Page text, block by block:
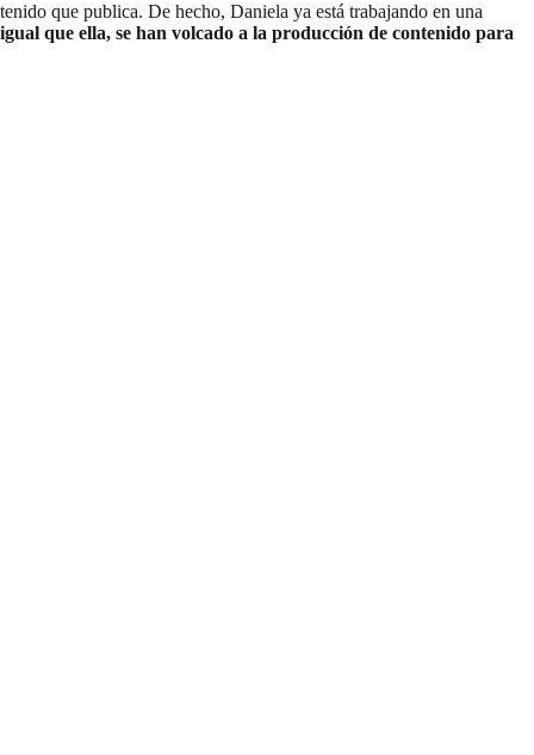
que publica. De hecho, Daniela ya está trabajando en una
que ella, se han volcado a la producción de contenido para